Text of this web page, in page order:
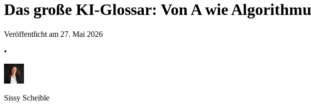
Das große KI-Glossar: Von A wie
Veröffentlicht am 27. Mai 2026
•
Sissy Scheible